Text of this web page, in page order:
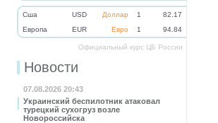
Cша USD Доллар 1
82.17
Eвропа
EUR Евро 1 94.84
Официальный курс ЦБ России
Новости
07.08.2026 20:43
Украинский беспилотник атаковал
турецкий сухогруз возле
Новороссийска